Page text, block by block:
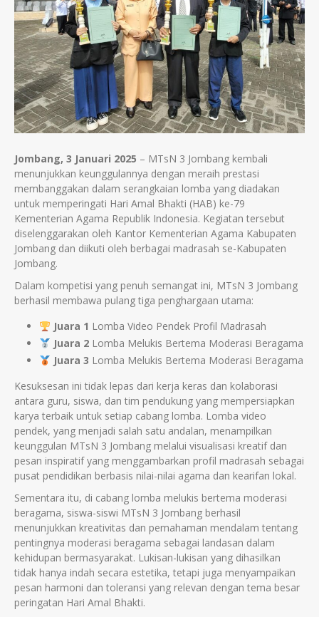
Jombang, 3 Januari 2025 – MTsN 3 Jombang kembali
menunjukkan keunggulannya dengan meraih prestasi
membanggakan dalam serangkaian lomba yang diadakan
untuk memperingati Hari Amal Bhakti (HAB) ke-79
Kementerian Agama Republik Indonesia. Kegiatan tersebut
diselenggarakan oleh Kantor Kementerian Agama Kabupaten
Jombang dan diikuti oleh berbagai madrasah se-Kabupaten
Jombang.
Dalam kompetisi yang penuh semangat ini, MTsN 3 Jombang
berhasil membawa pulang tiga penghargaan utama:
Juara 1 Lomba Video Pendek Profil Madrasah
Juara 2Lomba Melukis Bertema Moderasi Beragama
Juara 3 Lomba Melukis Bertema Moderasi Beragama
Kesuksesan ini tidak lepas dari kerja keras dan kolaborasi
antara guru, siswa, dan tim pendukung yang mempersiapkan
karya terbaik untuk setiap cabang lomba. Lomba video
pendek, yang menjadi salah satu andalan, menampilkan
keunggulan MTsN 3 Jombang melalui visualisasi kreatif dan
pesan inspiratif yang menggambarkan profil madrasah sebagai
pusat pendidikan berbasis nilai-nilai agama dan kearifan lokal.
Sementara itu, di cabang lomba melukis bertema moderasi
beragama, siswa-siswi MTsN 3 Jombang berhasil
menunjukkan kreativitas dan pemahaman mendalam tentang
pentingnya moderasi beragama sebagai landasan dalam
kehidupan bermasyarakat. Lukisan-lukisan yang dihasilkan
tidak hanya indah secara estetika, tetapi juga menyampaikan
pesan harmoni dan toleransi yang relevan dengan tema besar
peringatan Hari Amal Bhakti.